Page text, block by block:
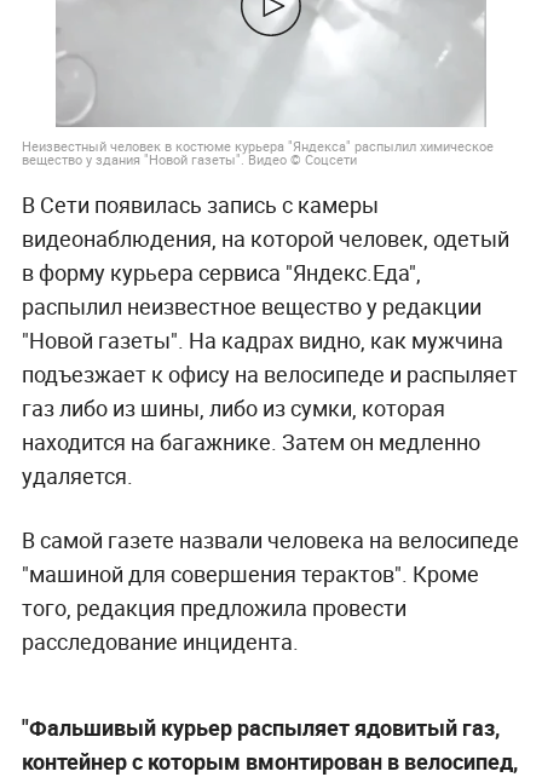
Неизвестный человек в костюме курьера "Яндекса" распылил химическое
вещество у здания "Новой газеты". Видео © Соцсети
В Сети появилась запись с камеры
видеонаблюдения, на которой человек, одетый
в форму курьера сервиса "Яндекс.Еда",
распылил неизвестное вещество у редакции
"Новой газеты". На кадрах видно, как мужчина
подъезжает к офису на велосипеде и распыляет
газ либо из шины, либо из сумки, которая
находится на багажнике. Затем он медленно
удаляется.
В самой газете назвали человека на велосипеде
"машиной для совершения терактов". Кроме
того, редакция предложила провести
расследование инцидента.
"Фальшивый курьер распыляет ядовитый газ,
контейнер с которым вмонтирован в велосипед,